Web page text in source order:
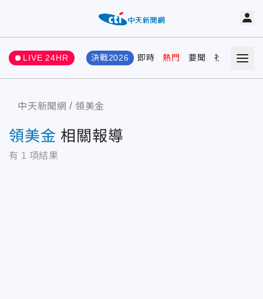
LIVE 24HR 決戰2026 即時 熱門 要聞 社會 娛樂
中天新聞網 領美金
領美金 相關報導
有 1 項結果